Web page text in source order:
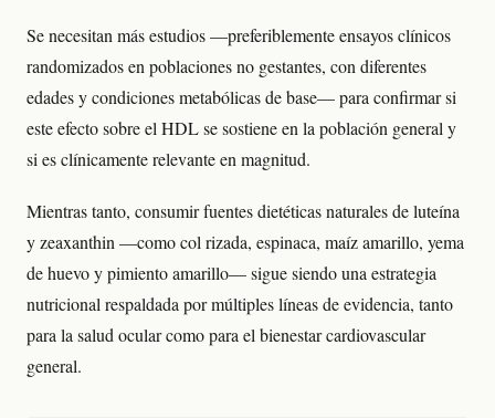
Se necesitan más estudios —preferiblemente ensayos clínicos
randomizados en poblaciones no gestantes, con diferentes
edades y condiciones metabólicas de base— para confirmar si
este efecto sobre el HDL se sostiene en la población general y
si es clínicamente relevante en magnitud.
Mientras tanto, consumir fuentes dietéticas naturales de luteína
y zeaxanthin —como col rizada, espinaca, maíz amarillo, yema
de huevo y pimiento amarillo— sigue siendo una estrategia
nutricional respaldada por múltiples líneas de evidencia, tanto
para la salud ocular como para el bienestar cardiovascular
general.